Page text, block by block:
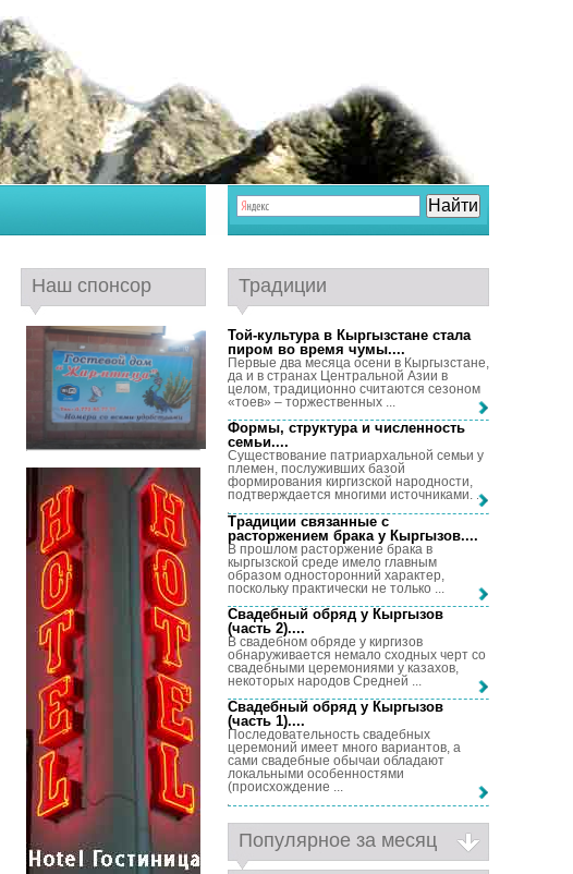
Наш спонсор Традиции
Той-культура в Кыргызстане стала
пиром во время чумы....
Первые два месяца осени в Кыргызстане,
да и в странах Центральной Азии в
целом, традиционно считаются сезоном
«тоев» – торжественных ...
Формы, структура и численность
семьи....
Существование патриархальной семьи у
племен, послуживших базой
формирования киргизской народности,
подтверждается многими источниками. ...
Традиции связанные с
расторжением брака у Кыргызов....
В прошлом расторжение брака в
кыргызской среде имело главным
образом односторонний характер,
поскольку практически не только ...
Свадебный обряд у Кыргызов
(часть 2)....
В свадебном обряде у киргизов
обнаруживается немало сходных черт со
свадебными церемониями у казахов,
некоторых народов Средней ...
Свадебный обряд у Кыргызов
(часть 1)....
Последовательность свадебных
церемоний имеет много вариантов, а
сами свадебные обычаи обладают
локальными особенностями
(происхождение ...
Популярное за месяц